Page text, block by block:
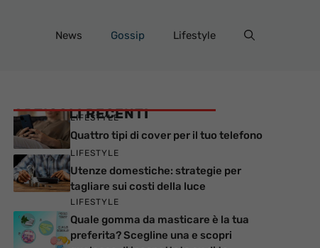
News Gossip Lifestyle
ARTICOLI RECENTI
LIFESTYLE
Quattro tipi di cover per il tuo telefono
LIFESTYLE
Utenze domestiche: strategie per
tagliare sui costi della luce
LIFESTYLE
Quale gomma da masticare è la tua
preferita? Scegline una e scopri